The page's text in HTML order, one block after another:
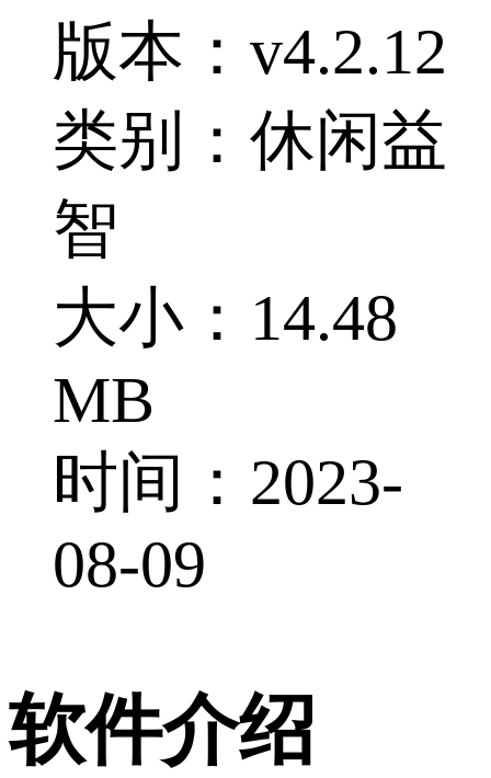
版本：v4.2.12
类别：休闲益
智
大小：14.48
MB
时间：2023-
08-09
软件介绍